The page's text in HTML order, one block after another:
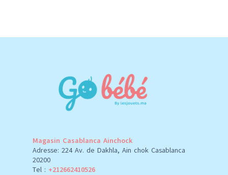
Magasin Casablanca Ainchock
Adresse: 224 Av. de Dakhla, Ain chok Casablanca
20200
Tel : +212662410526